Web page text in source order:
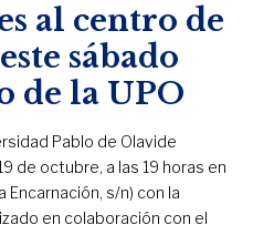
al centro de
sábado
de la UPO
Pablo de Olavide
de octubre, a las 19 horas en
Encarnación, s/n) con la
en colaboración con el